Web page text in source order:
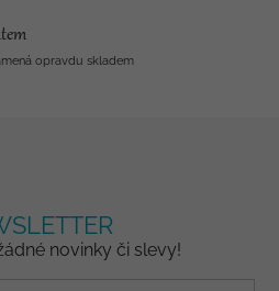
opravdu skladem
novinky či slevy!